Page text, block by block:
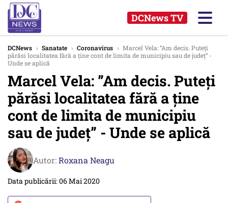
DCNews TV
DCNews › Sanatate › Coronavirus › Marcel Vela: ”Am decis. Puteți
părăsi localitatea fără a ține cont de limita de municipiu sau de județ” -
Unde se aplică
Marcel Vela: ”Am decis. Puteți
părăsi localitatea fără a ține
cont de limita de municipiu
sau de județ” - Unde se aplică
Autor:Roxana Neagu
Data publicării: 06 Mai 2020